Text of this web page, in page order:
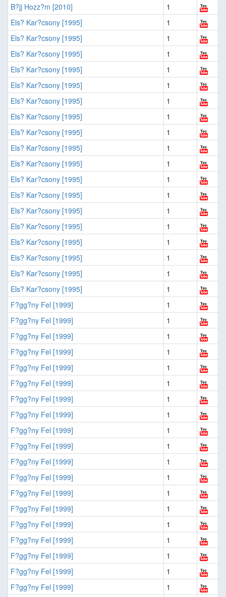
B?jj Hozz?m [2010]
1
Els? Kar?csony [1995]
1
Els? Kar?csony [1995]
1
Els? Kar?csony [1995]
1
Els? Kar?csony [1995]
1
Els? Kar?csony [1995]
1
Els? Kar?csony [1995]
1
Els? Kar?csony [1995]
1
Els? Kar?csony [1995]
1
Els? Kar?csony [1995]
1
Els? Kar?csony [1995]
1
Els? Kar?csony [1995]
1
Els? Kar?csony [1995]
1
Els? Kar?csony [1995]
1
Els? Kar?csony [1995]
1
Els? Kar?csony [1995]
1
Els? Kar?csony [1995]
1
Els? Kar?csony [1995]
1
Els? Kar?csony [1995]
1
F?gg?ny Fel [1999]
1
F?gg?ny Fel [1999]
1
F?gg?ny Fel [1999]
1
F?gg?ny Fel [1999]
1
F?gg?ny Fel [1999]
1
F?gg?ny Fel [1999]
1
F?gg?ny Fel [1999]
1
F?gg?ny Fel [1999]
1
F?gg?ny Fel [1999]
1
F?gg?ny Fel [1999]
1
F?gg?ny Fel [1999]
1
F?gg?ny Fel [1999]
1
F?gg?ny Fel [1999]
1
F?gg?ny Fel [1999]
1
F?gg?ny Fel [1999]
1
F?gg?ny Fel [1999]
1
F?gg?ny Fel [1999]
1
F?gg?ny Fel [1999]
1
F?gg?ny Fel [1999]
1